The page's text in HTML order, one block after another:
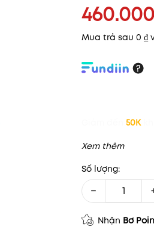
Mua trả sau 0 ₫
50K
Xem thêm
Số lượng:
−
Nhận Bơ